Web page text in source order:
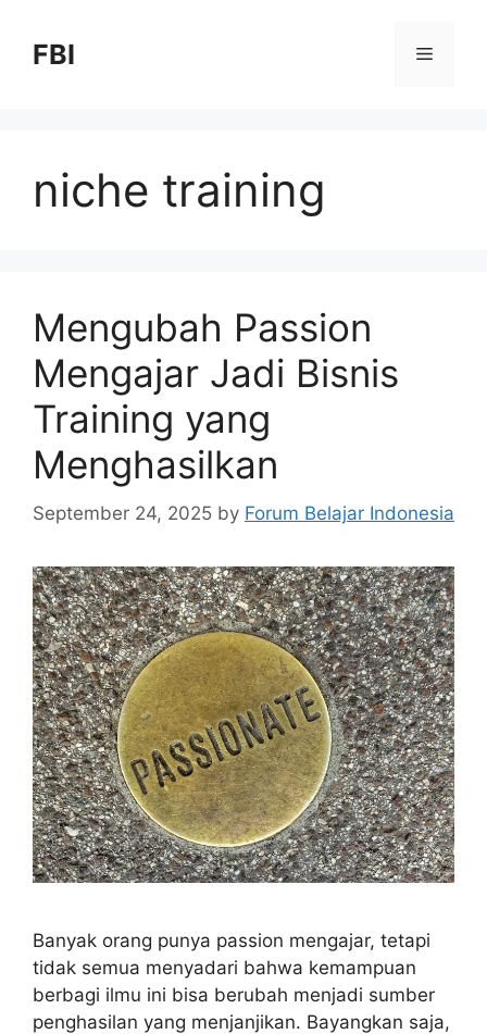
FBI
niche training
Mengubah Passion
Mengajar Jadi Bisnis
Training yang
Menghasilkan
September 24, 2025 by Forum Belajar Indonesia
Banyak orang punya passion mengajar, tetapi
tidak semua menyadari bahwa kemampuan
berbagi ilmu ini bisa berubah menjadi sumber
penghasilan yang menjanjikan. Bayangkan saja,